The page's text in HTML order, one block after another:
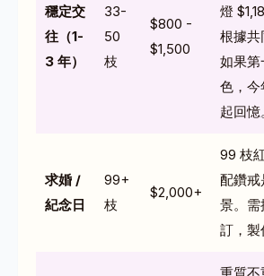
穩定交
往（1-
3 年）
33-
50
枝
$800 -
$1,500
燈
根據
如果第
色，今
起回憶
求婚 /
紀念日
99+
枝
$2,000+
99 枝
配鑽戒
景。需
訂，製